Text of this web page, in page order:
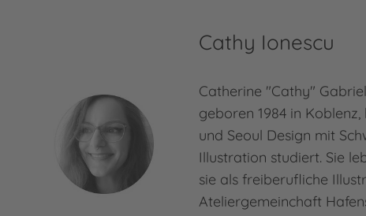
Cathy Ionescu
Catherine "Cathy"
geboren 1984 in
und Seoul Design mit
Illustration studiert. Sie
sie als freiberufliche
Ateliergemeinchaft